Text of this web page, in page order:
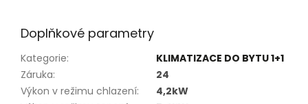
Doplňkové parametry
Kategorie:
KLIMATIZACE DO BYTU 1+1
Záruka:
24
Výkon v režimu chlazení:
4,2kW